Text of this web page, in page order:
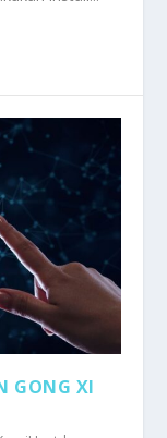
GONG XI